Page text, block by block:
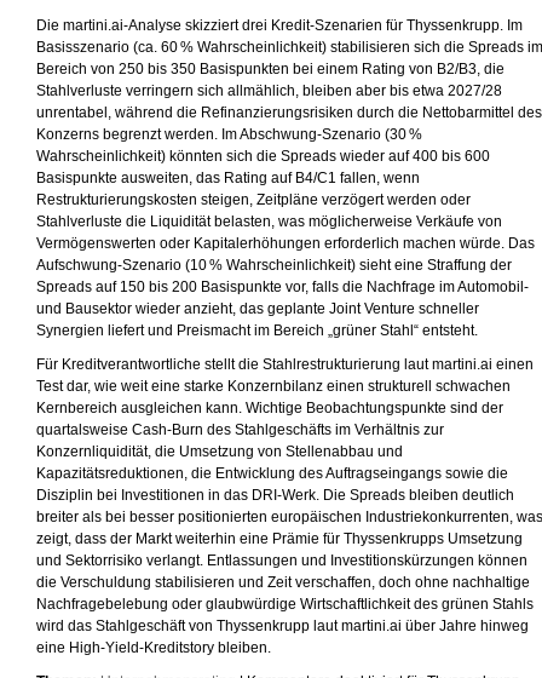
Die martini.ai-Analyse skizziert drei Kredit-Szenarien für Thyssenkrupp. Im
Basisszenario (ca. 60 % Wahrscheinlichkeit) stabilisieren sich die Spreads im
Bereich von 250 bis 350 Basispunkten bei einem Rating von B2/B3, die
Stahlverluste verringern sich allmählich, bleiben aber bis etwa 2027/28
unrentabel, während die Refinanzierungsrisiken durch die Nettobarmittel des
Konzerns begrenzt werden. Im Abschwung-Szenario (30 %
Wahrscheinlichkeit) könnten sich die Spreads wieder auf 400 bis 600
Basispunkte ausweiten, das Rating auf B4/C1 fallen, wenn
Restrukturierungskosten steigen, Zeitpläne verzögert werden oder
Stahlverluste die Liquidität belasten, was möglicherweise Verkäufe von
Vermögenswerten oder Kapitalerhöhungen erforderlich machen würde. Das
Aufschwung-Szenario (10 % Wahrscheinlichkeit) sieht eine Straffung der
Spreads auf 150 bis 200 Basispunkte vor, falls die Nachfrage im Automobil-
und Bausektor wieder anzieht, das geplante Joint Venture schneller
Synergien liefert und Preismacht im Bereich „grüner Stahl“ entsteht.
Für Kreditverantwortliche stellt die Stahlrestrukturierung laut martini.ai einen
Test dar, wie weit eine starke Konzernbilanz einen strukturell schwachen
Kernbereich ausgleichen kann. Wichtige Beobachtungspunkte sind der
quartalsweise Cash-Burn des Stahlgeschäfts im Verhältnis zur
Konzernliquidität, die Umsetzung von Stellenabbau und
Kapazitätsreduktionen, die Entwicklung des Auftragseingangs sowie die
Disziplin bei Investitionen in das DRI-Werk. Die Spreads bleiben deutlich
breiter als bei besser positionierten europäischen Industriekonkurrenten, was
zeigt, dass der Markt weiterhin eine Prämie für Thyssenkrupps Umsetzung
und Sektorrisiko verlangt. Entlassungen und Investitionskürzungen können
die Verschuldung stabilisieren und Zeit verschaffen, doch ohne nachhaltige
Nachfragebelebung oder glaubwürdige Wirtschaftlichkeit des grünen Stahls
wird das Stahlgeschäft von Thyssenkrupp laut martini.ai über Jahre hinweg
eine High-Yield-Kreditstory bleiben.